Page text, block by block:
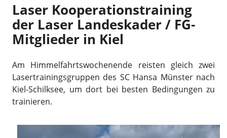
Laser Kooperationstraining
der Laser Landeskader / FG-
Mitglieder in Kiel
Am Himmelfahrtswochenende reisten gleich zwei
Lasertrainingsgruppen des SC Hansa Münster nach
Kiel-Schilksee, um dort bei besten Bedingungen zu
trainieren.